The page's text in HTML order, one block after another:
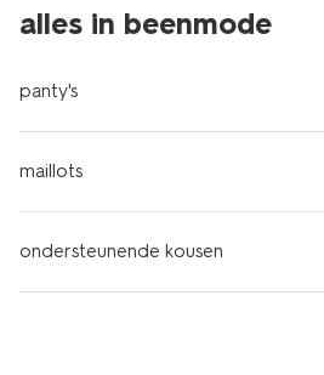
alles in beenmode
panty's
maillots
ondersteunende kousen